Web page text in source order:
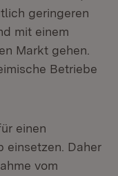
geringeren
mit einem
Markt gehen.
Betriebe
einen
einsetzen. Daher
vom